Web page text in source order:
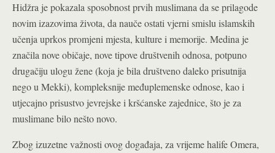
Hidžra je pokazala sposobnost prvih muslimana da se prilagode
novim izazovima života, da nauče ostati vjerni smislu islam­skih
učenja uprkos promjeni mjesta, kulture i memorije. Medina je
značila nove običaje, nove tipove društvenih odnosa, potpuno
drugačiju ulogu žene (koja je bila društveno daleko prisutnija
nego u Mekki), kompleksnije međuplemenske odnose, kao i
utjecajno prisustvo jevrejske i kršćanske zajednice, što je za
muslimane bilo nešto novo.
Zbog izuzetne važnosti ovog događaja, za vrijeme halife Omera,